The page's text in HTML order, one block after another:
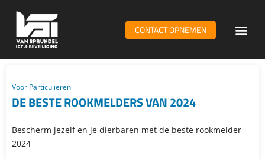
CONTACT OPNEMEN
Voor Particulieren
DE BESTE ROOKMELDERS VAN 2024
Bescherm jezelf en je dierbaren met de beste rookmelder
2024